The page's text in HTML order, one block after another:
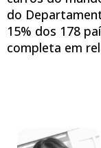
do
15% dos 178
completa em